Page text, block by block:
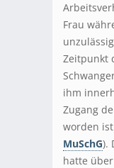
Frau
Zeitpunkt
ihm
Zugang
worden
MuSchG).
hatte